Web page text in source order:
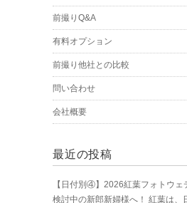
前撮りQ&A
有料オプション
前撮り他社との比較
問い合わせ
会社概要
最近の投稿
【日付別④】2026紅葉フォトウェ
検討中の新郎新婦様へ！ 紅葉は、